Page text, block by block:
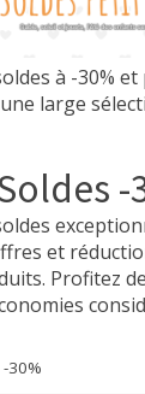
à -30%
large
-
et
Profitez
30%